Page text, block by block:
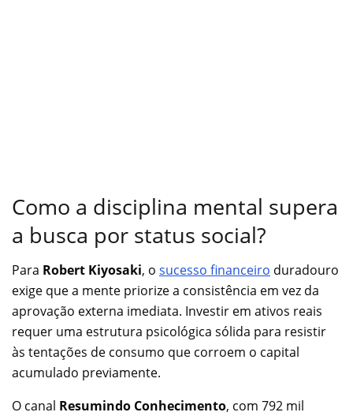
Como a disciplina mental supera
a busca por status social?
Para Robert Kiyosaki, o sucesso financeiro duradouro
exige que a mente priorize a consistência em vez da
aprovação externa imediata. Investir em ativos reais
requer uma estrutura psicológica sólida para resistir
às tentações de consumo que corroem o capital
acumulado previamente.
O canal Resumindo Conhecimento, com 792 mil